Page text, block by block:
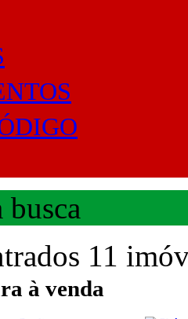
busca
11
à venda